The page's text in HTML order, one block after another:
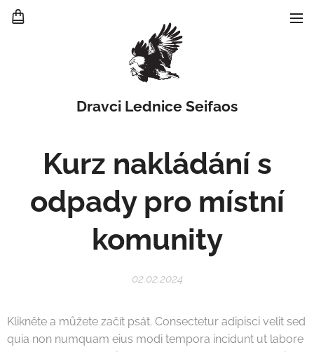
Dravci Lednice Seifaos
Kurz nakládání s
odpady pro místní
komunity
02.02.2024
Klikněte a můžete začít psát. Consectetur adipisci velit sed
quia non numquam eius modi tempora incidunt ut labore